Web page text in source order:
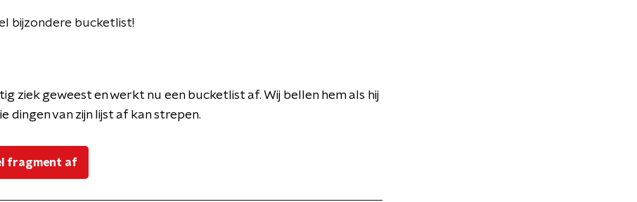
bijzondere bucketlist!
ziek geweest en werkt nu een bucketlist af. Wij bellen hem als hij
dingen van zijn lijst af kan strepen.
fragment af